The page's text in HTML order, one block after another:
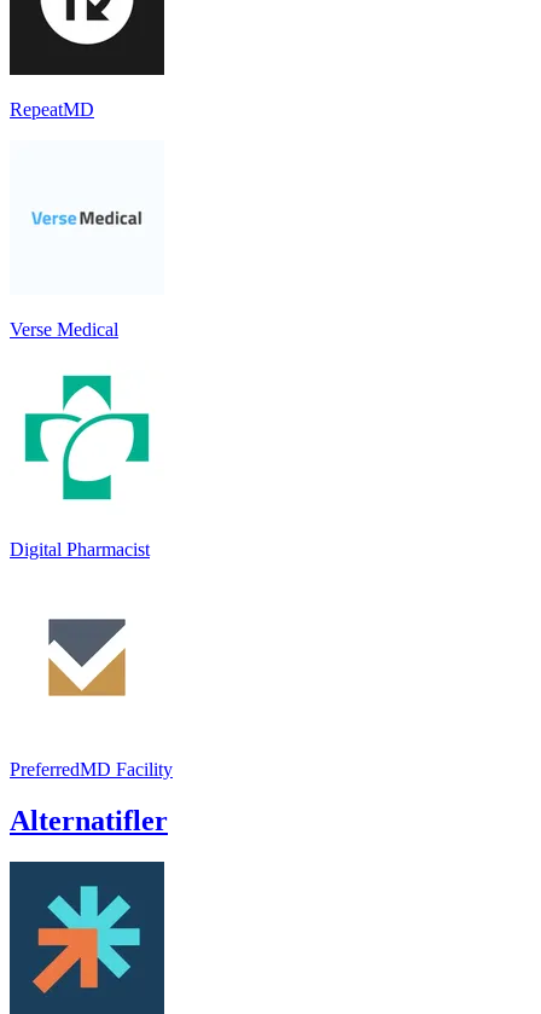
RepeatMD
Verse Medical
Digital Pharmacist
PreferredMD Facility
Alternatifler